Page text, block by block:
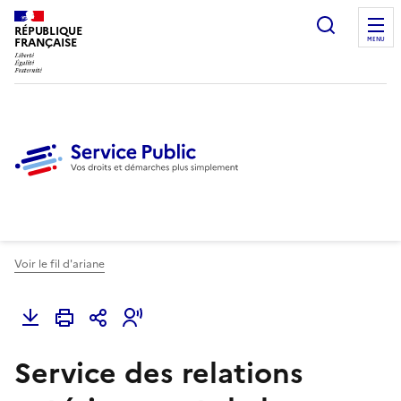
RÉPUBLIQUE
FRANÇAISE
Ouvrir
MENU
Voir le fil d'ariane
Service des relations